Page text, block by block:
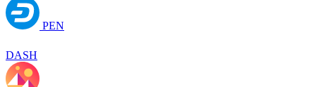
PEN
DASH